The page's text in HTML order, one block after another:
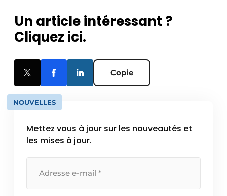
Un article intéressant ?
Cliquez ici.
Copie
NOUVELLES
Mettez vous à jour sur les nouveautés et
les mises à jour.